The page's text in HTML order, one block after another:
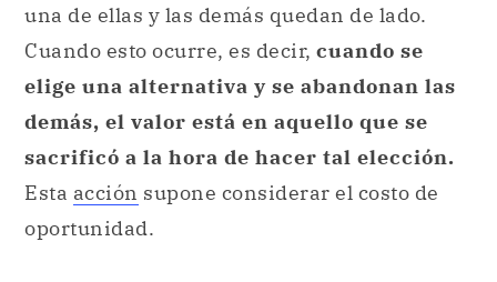
una de ellas y las demás quedan de lado.
Cuando esto ocurre, es decir, cuando se
elige una alternativa y se abandonan las
demás, el valor está en aquello que se
sacrificó a la hora de hacer tal elección.
Esta acción supone considerar el costo de
oportunidad.